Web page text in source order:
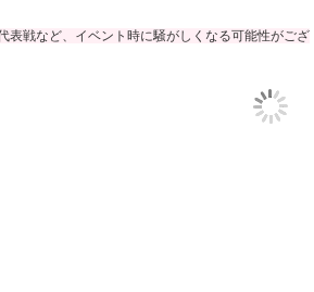
表戦など、イベント時に騒がしくなる可能性がござ